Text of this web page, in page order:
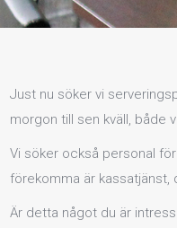
Just nu söker vi
morgon till sen kväll, både
Vi söker också personal
förekomma är kassatjänst,
Är detta något du är